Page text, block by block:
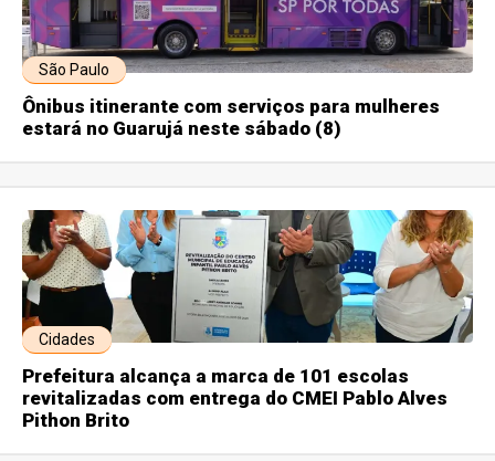
São Paulo
Ônibus itinerante com serviços para mulheres
estará no Guarujá neste sábado (8)
Cidades
Prefeitura alcança a marca de 101 escolas
revitalizadas com entrega do CMEI Pablo Alves
Pithon Brito